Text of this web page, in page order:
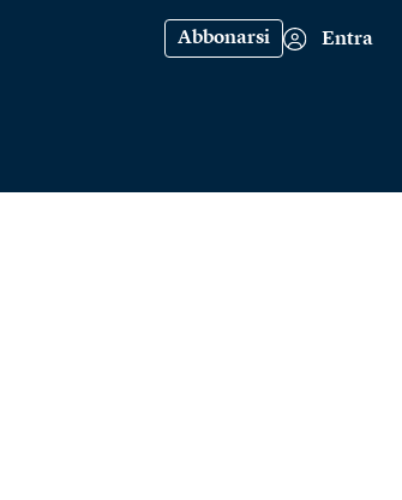
Abbonarsi Entra